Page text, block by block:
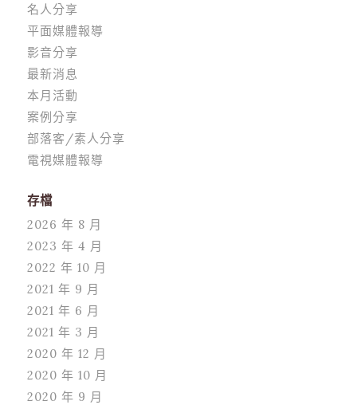
名人分享
平面媒體報導
影音分享
最新消息
本月活動
案例分享
部落客/素人分享
電視媒體報導
存檔
2026 年 8 月
2023 年 4 月
2022 年 10 月
2021 年 9 月
2021 年 6 月
2021 年 3 月
2020 年 12 月
2020 年 10 月
2020 年 9 月